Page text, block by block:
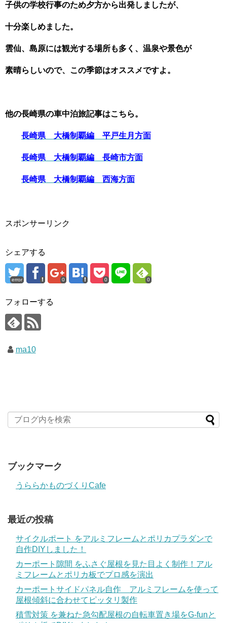
子供の学校行事のため夕方から出発しましたが、
十分楽しめました。
雲仙、島原には観光する場所も多く、温泉や景色が
素晴らしいので、この季節はオススメですよ。
他の長崎県の車中泊旅記事はこちら。
長崎県 大橋制覇編 平戸生月方面
長崎県 大橋制覇編 長崎市方面
長崎県 大橋制覇編 西海方面
スポンサーリンク
シェアする
error 0 0 0
フォローする
ma10
ブックマーク
うららかものづくりCafe
最近の投稿
サイクルポート をアルミフレームとポリカプラダンで
自作DIYしました！
カーポート隙間 をふさぐ屋根を見た目よく制作！アル
ミフレームとポリカ板でプロ感を演出
カーポートサイドパネル自作 アルミフレームを使って
屋根傾斜に合わせてピッタリ製作
積雪対策 を兼ねた急勾配屋根の自転車置き場をG-funと